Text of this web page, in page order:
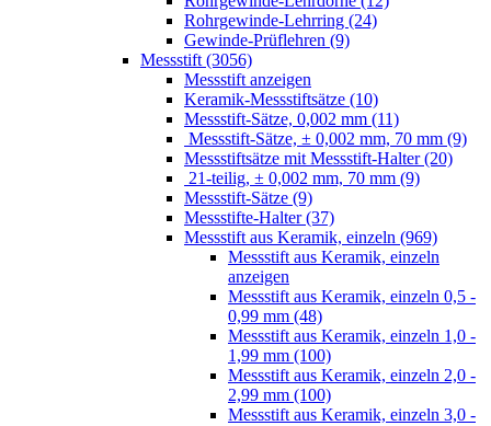
Rohrgewinde-Lehrring (24)
Gewinde-Prüflehren (9)
Messstift (3056)
Messstift anzeigen
Keramik-Messstiftsätze (10)
Messstift-Sätze, 0,002 mm (11)
Messstift-Sätze, ± 0,002 mm, 70 mm (9)
Messstiftsätze mit Messstift-Halter (20)
21-teilig, ± 0,002 mm, 70 mm (9)
Messstift-Sätze (9)
Messstifte-Halter (37)
Messstift aus Keramik, einzeln (969)
Messstift aus Keramik, einzeln
anzeigen
Messstift aus Keramik, einzeln 0,5 -
0,99 mm (48)
Messstift aus Keramik, einzeln 1,0 -
1,99 mm (100)
Messstift aus Keramik, einzeln 2,0 -
2,99 mm (100)
Messstift aus Keramik, einzeln 3,0 -